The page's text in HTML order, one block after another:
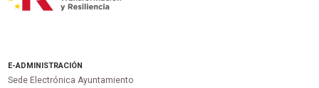
E-ADMINISTRACIÓN
Sede Electrónica Ayuntamiento